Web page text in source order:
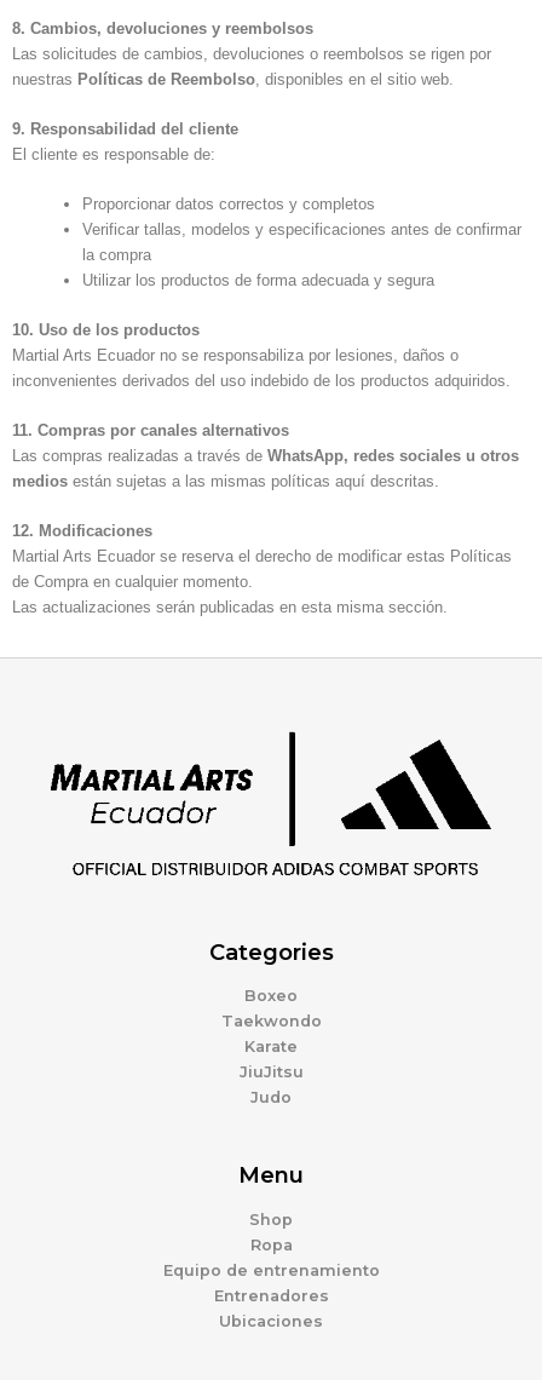
8. Cambios, devoluciones y reembolsos
Las solicitudes de cambios, devoluciones o reembolsos se rigen por
nuestras Políticas de Reembolso , disponibles en el sitio web.
9. Responsabilidad del cliente
El cliente es responsable de:
Proporcionar datos correctos y completos
Verificar tallas, modelos y especificaciones antes de confirmar
la compra
Utilizar los productos de forma adecuada y segura
10. Uso de los productos
Martial Arts Ecuador no se responsabiliza por lesiones, daños o
inconvenientes derivados del uso indebido de los productos adquiridos.
11. Compras por canales alternativos
Las compras realizadas a través de WhatsApp, redes sociales u otros
medios están sujetas a las mismas políticas aquí descritas.
12. Modificaciones
Martial Arts Ecuador se reserva el derecho de modificar estas Políticas
de Compra en cualquier momento.
Las actualizaciones serán publicadas en esta misma sección.
Categories
Boxeo
Taekwondo
Karate
JiuJitsu
Judo
Menu
Shop
Ropa
Equipo de entrenamiento
Entrenadores
Ubicaciones